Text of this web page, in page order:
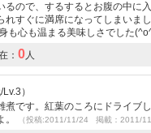
ので、するするとお腹の中に
れすぐに満席になってしまいま
も心も温まる美味しさでした
： 0人
）
です。紅葉のころにドライブ
。
（投稿:2011/11/24 掲載：2011/